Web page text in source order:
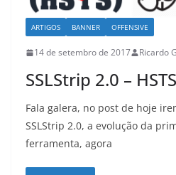
ARTIGOS BANNER OFFENSIVE
14 de setembro de 2017 Ricardo
SSLStrip 2.0 –
Fala galera, no post de hoje
SSLStrip 2.0, a evolução da
ferramenta, agora